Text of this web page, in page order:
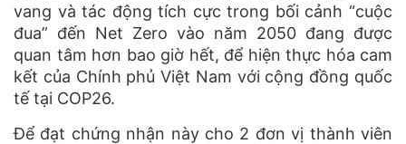
vang và tác động tích cực trong bối cảnh “cuộc
đua” đến Net Zero vào năm 2050 đang được
quan tâm hơn bao giờ hết, để hiện thực hóa cam
kết của Chính phủ Việt Nam với cộng đồng quốc
tế tại COP26.
Để đạt chứng nhận này cho 2 đơn vị thành viên